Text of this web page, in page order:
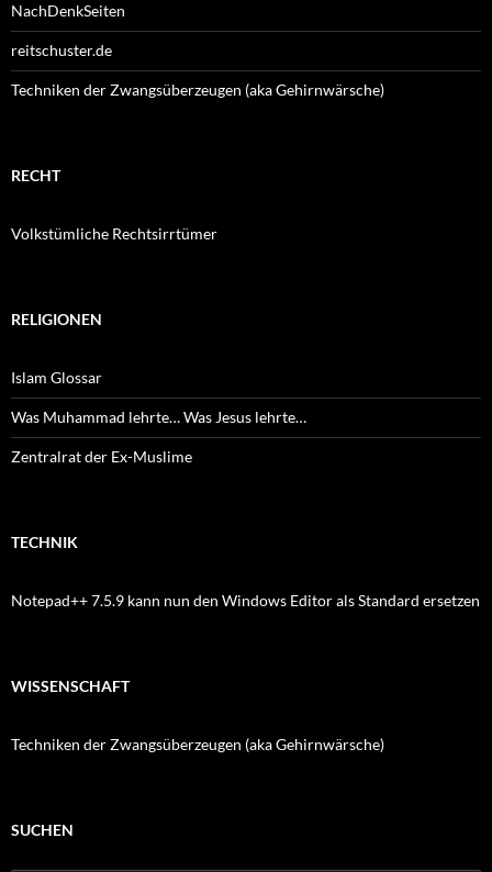
NachDenkSeiten
reitschuster.de
Techniken der Zwangsüberzeugen (aka Gehirnwärsche)
RECHT
Volkstümliche Rechtsirrtümer
RELIGIONEN
Islam Glossar
Was Muhammad lehrte… Was Jesus lehrte…
Zentralrat der Ex-Muslime
TECHNIK
Notepad++ 7.5.9 kann nun den Windows Editor als Standard ersetzen
WISSENSCHAFT
Techniken der Zwangsüberzeugen (aka Gehirnwärsche)
SUCHEN